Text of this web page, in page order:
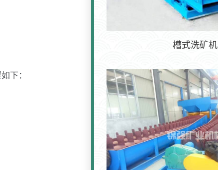
下：
槽式洗矿机